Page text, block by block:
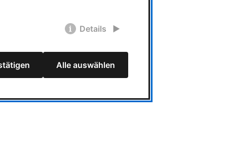
Details
Alle auswählen